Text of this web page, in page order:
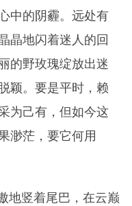
中的阴霾。远处有
晶地闪着迷人的回
的野玫瑰绽放出迷
颖。要是平时，赖
为己有，但如今这
渺茫，要它何用
地竖着尾巴，在云巅